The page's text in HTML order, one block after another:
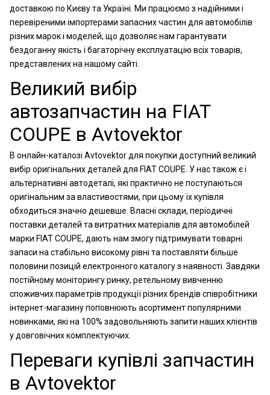
доставкою по Києву та Україні. Ми працюємо з надійними і
перевіреними імпортерами запасних частин для автомобілів
різних марок і моделей, що дозволяє нам гарантувати
бездоганну якість і багаторічну експлуатацію всіх товарів,
представлених на нашому сайті.
Великий вибір
автозапчастин на FIAT
COUPE в Avtovektor
В онлайн-каталозі Avtovektor для покупки доступний великий
вибір оригінальних деталей для FIAT COUPE. У нас також є і
альтернативні автодеталі, які практично не поступаються
оригінальним за властивостями, при цьому їх купівля
обходиться значно дешевше. Власні склади, періодичні
поставки деталей та витратних матеріалів для автомобілей
марки FIAT COUPE, дають нам змогу підтримувати товарні
запаси на стабільно високому рівні та поставляти більше
половини позицій електронного каталогу з наявності. Завдяки
постійному моніторингу ринку, ретельному вивченню
споживчих параметрів продукції різних брендів співробітники
інтернет-магазину поповнюють асортимент популярними
новинками, які на 100% задовольняють запити наших клієнтів
у довговічних комплектуючих.
Переваги купівлі запчастин
в Avtovektor